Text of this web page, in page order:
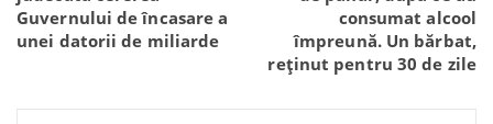
Guvernului de încasare a
unei datorii de miliarde
consumat alcool
împreună. Un bărbat,
reținut pentru 30 de zile